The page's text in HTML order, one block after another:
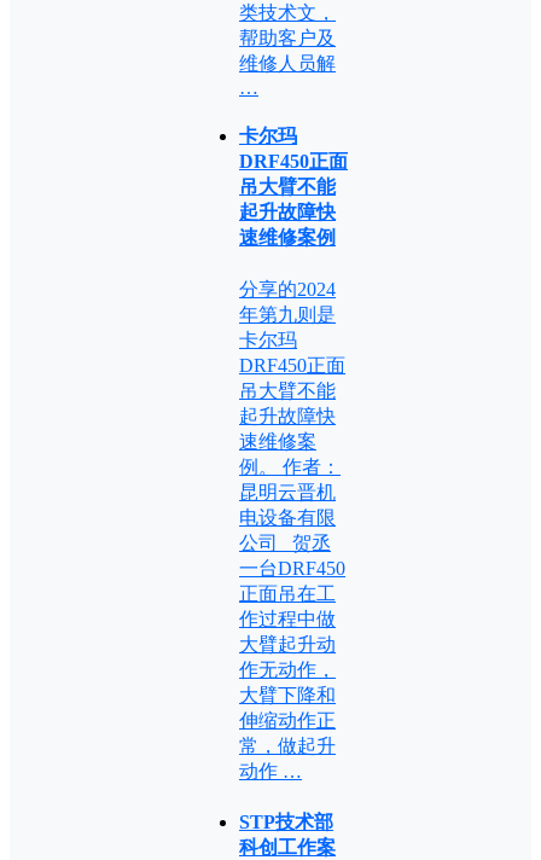
类技术文，
帮助客户及
维修人员解
…
卡尔玛
DRF450正面
吊大臂不能
起升故障快
速维修案例
分享的2024
年第九则是
卡尔玛
DRF450正面
吊大臂不能
起升故障快
速维修案
例。 作者：
昆明云晋机
电设备有限
公司 贺丞
一台DRF450
正面吊在工
作过程中做
大臂起升动
作无动作，
大臂下降和
伸缩动作正
常，做起升
动作 …
STP技术部
科创工作案